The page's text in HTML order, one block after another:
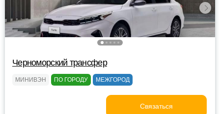
Черноморский трансфер
МИНИВЭН ПО ГОРОДУ МЕЖГОРОД
Связаться